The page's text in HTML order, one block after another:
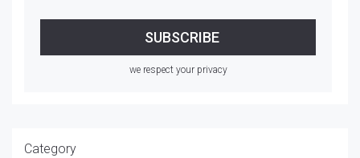
we respect your privacy
Category